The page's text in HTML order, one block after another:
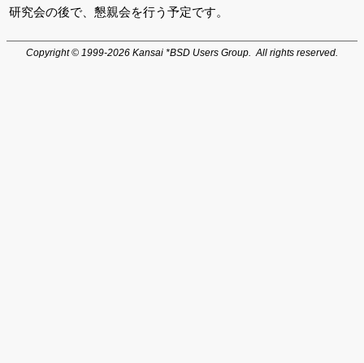
研究会の後で、懇親会を行う予定です。
Copyright © 1999-2026 Kansai *BSD Users Group. All rights reserved.